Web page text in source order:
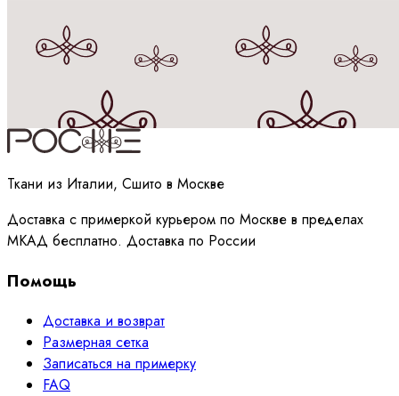
Принимаюполитикуобработки данных
Ткани из Италии, Сшито в Москве
Доставка с примеркой курьером по Москве в пределах
МКАД бесплатно. Доставка по России
Помощь
Доставка и возврат
Размерная сетка
Записаться на примерку
FAQ